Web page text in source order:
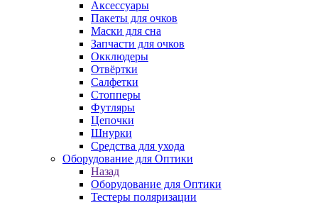
Аксессуары
Пакеты для очков
Маски для сна
Запчасти для очков
Окклюдеры
Отвёртки
Салфетки
Стопперы
Футляры
Цепочки
Шнурки
Средства для ухода
Оборудование для Оптики
Назад
Оборудование для Оптики
Тестеры поляризации